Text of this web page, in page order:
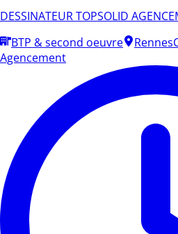
DESSINATEUR TOPSOLID
BTP & second oeuvre
Rennes
Agencement